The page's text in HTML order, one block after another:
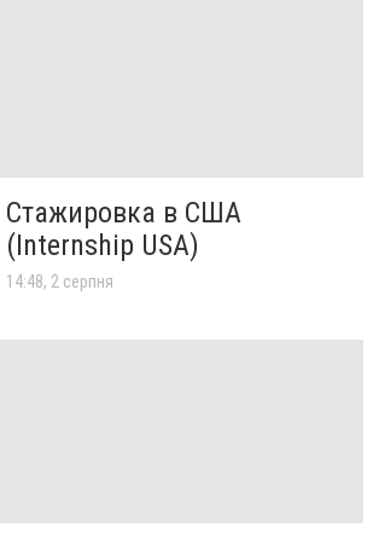
Стажировка в США
(Internship USA)
14:48, 2 серпня